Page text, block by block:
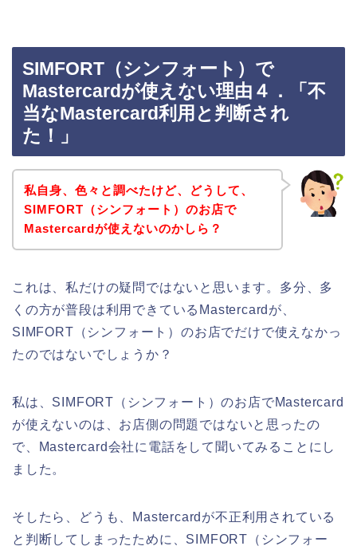
SIMFORT（シンフォート）で
Mastercardが使えない理由４．「不
当なMastercard利用と判断され
た！」
私自身、色々と調べたけど、どうして、
SIMFORT（シンフォート）のお店で
Mastercardが使えないのかしら？
これは、私だけの疑問ではないと思います。多分、多
くの方が普段は利用できているMastercardが、
SIMFORT（シンフォート）のお店でだけで使えなかっ
たのではないでしょうか？
私は、SIMFORT（シンフォート）のお店でMastercard
が使えないのは、お店側の問題ではないと思ったの
で、Mastercard会社に電話をして聞いてみることにし
ました。
そしたら、どうも、Mastercardが不正利用されている
と判断してしまったために、SIMFORT（シンフォー